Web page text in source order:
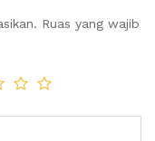
Ruas yang wajib